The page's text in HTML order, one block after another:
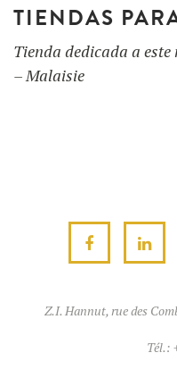
TIENDAS
Tienda dedicada a este
– Malaisie
Z.I. Hannut, rue des
Tél.: